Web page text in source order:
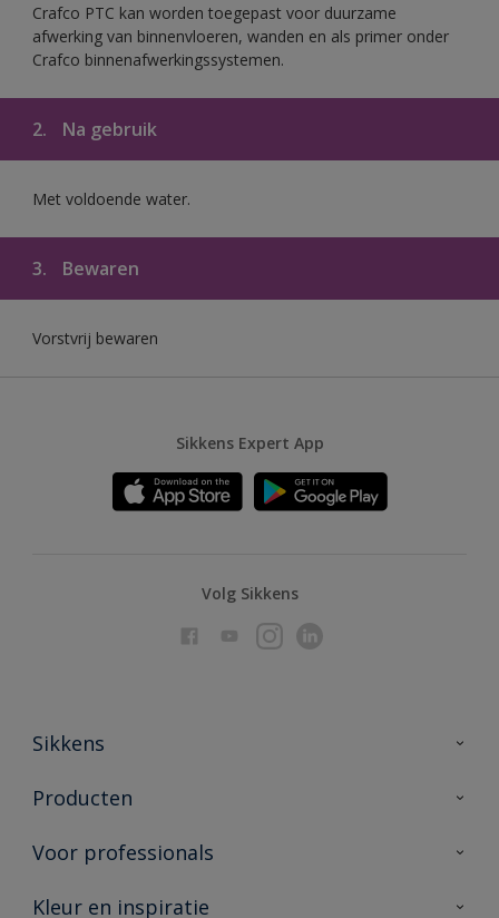
Crafco PTC kan worden toegepast voor duurzame
afwerking van binnenvloeren, wanden en als primer onder
Crafco binnenafwerkingssystemen.
2. Na gebruik
Met voldoende water.
3. Bewaren
Vorstvrij bewaren
Sikkens Expert App
Volg Sikkens
Sikkens
Over Sikkens
Duurzaamheid
Producten
Producten voor binnen
Vind je verkooppunt
Voor professionals
Advies & service
Kleur en inspiratie